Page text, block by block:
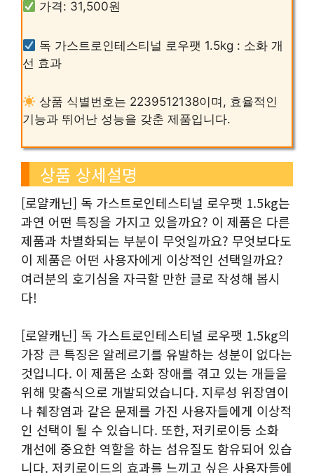
가격: 31,500원
독 가스트로인테스티널 로우팻 1.5kg : 소화 개
선 효과
상품 식별번호는 2239512138이며, 효율적인
기능과 뛰어난 성능을 갖춘 제품입니다.
상품 상세설명
[로얄캐닌] 독 가스트로인테스티널 로우팻 1.5kg는
과연 어떤 특징을 가지고 있을까요? 이 제품은 다른
제품과 차별화되는 부분이 무엇일까요? 무엇보다도
이 제품은 어떤 사용자에게 이상적인 선택일까요?
여러분의 호기심을 자극할 만한 글로 작성해 봅시
다!
[로얄캐닌] 독 가스트로인테스티널 로우팻 1.5kg의
가장 큰 특징은 알레르기를 유발하는 성분이 없다는
것입니다. 이 제품은 소화 장애를 겪고 있는 개들을
위해 맞춤식으로 개발되었습니다. 지루성 위장염이
나 췌장염과 같은 문제를 가진 사용자들에게 이상적
인 선택이 될 수 있습니다. 또한, 저키로이등 소화
개선에 중요한 역할을 하는 섬유질도 함유되어 있습
니다. 저키로이드의 효과를 느끼고 싶은 사용자들에